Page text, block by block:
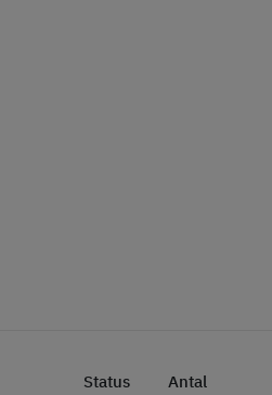
Status Antal